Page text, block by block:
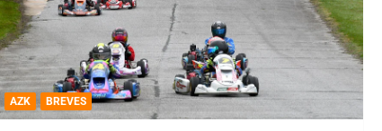
AZK BREVES